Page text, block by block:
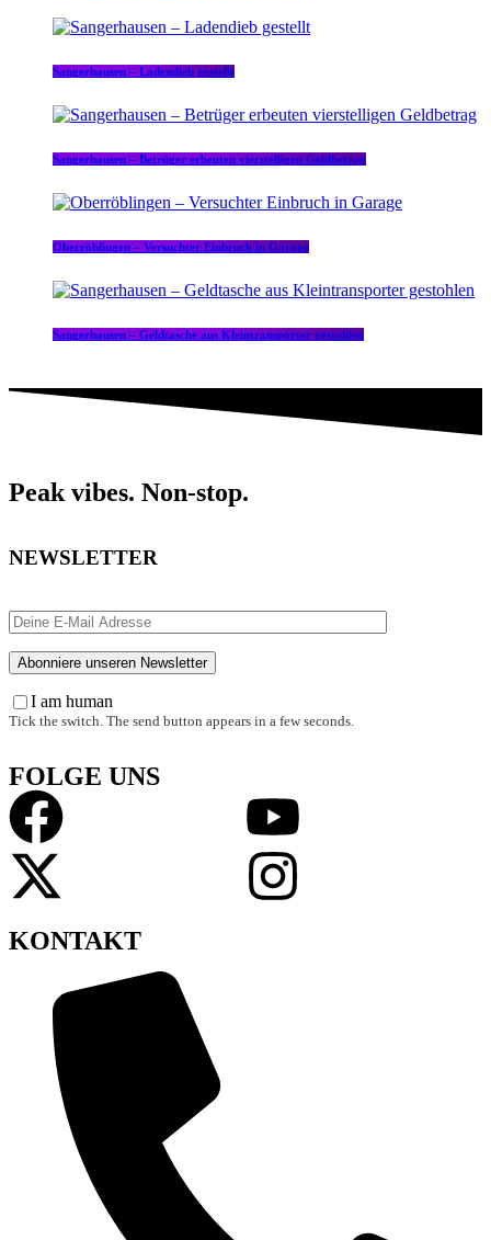
Sangerhausen – Ladendieb gestellt
Sangerhausen – Betrüger erbeuten vierstelligen Geldbetrag
Oberröblingen – Versuchter Einbruch in Garage
Sangerhausen – Geldtasche aus Kleintransporter gestohlen
Peak vibes. Non-stop.
NEWSLETTER
I am human
Tick the switch. The send button appears in a few seconds.
FOLGE UNS
KONTAKT